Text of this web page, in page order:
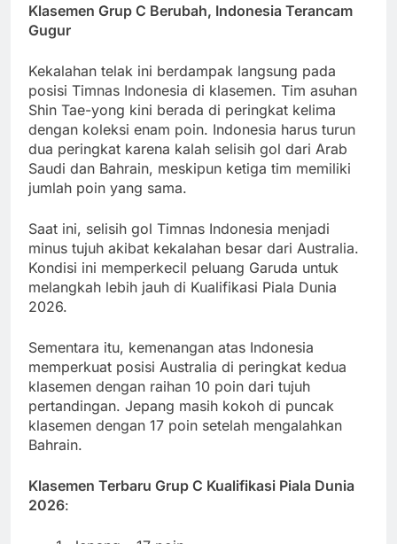
Klasemen Grup C Berubah, Indonesia Terancam
Gugur
Kekalahan telak ini berdampak langsung pada
posisi Timnas Indonesia di klasemen. Tim asuhan
Shin Tae-yong kini berada di peringkat kelima
dengan koleksi enam poin. Indonesia harus turun
dua peringkat karena kalah selisih gol dari Arab
Saudi dan Bahrain, meskipun ketiga tim memiliki
jumlah poin yang sama.
Saat ini, selisih gol Timnas Indonesia menjadi
minus tujuh akibat kekalahan besar dari Australia.
Kondisi ini memperkecil peluang Garuda untuk
melangkah lebih jauh di Kualifikasi Piala Dunia
2026.
Sementara itu, kemenangan atas Indonesia
memperkuat posisi Australia di peringkat kedua
klasemen dengan raihan 10 poin dari tujuh
pertandingan. Jepang masih kokoh di puncak
klasemen dengan 17 poin setelah mengalahkan
Bahrain.
Klasemen Terbaru Grup C Kualifikasi Piala Dunia
2026: